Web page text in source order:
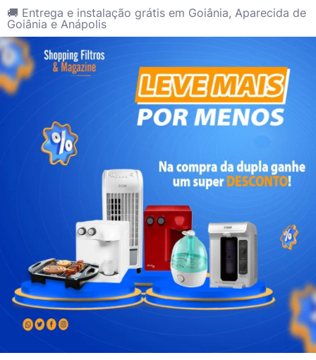
🚚 Entrega e instalação grátis em Goiânia, Aparecida de
Goiânia e Anápolis